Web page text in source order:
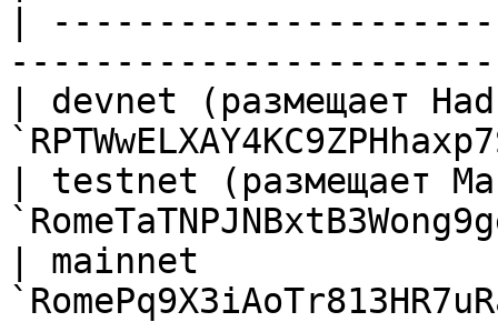
|
| devnet (размещает
| testnet (размещает
| mainnet